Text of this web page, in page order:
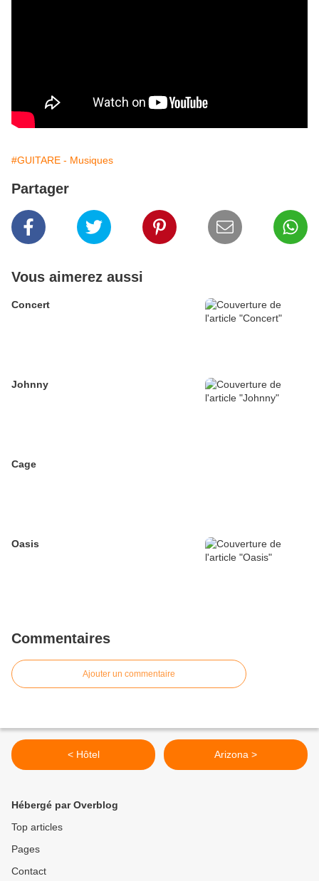
#GUITARE - Musiques
Partager
Vous aimerez aussi
Concert
Johnny
Cage
Oasis
Commentaires
Ajouter un commentaire
< Hôtel Arizona >
Hébergé par Overblog
Top articles
Pages
Contact